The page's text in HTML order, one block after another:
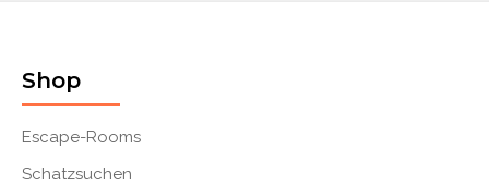
Shop
Escape-Rooms
Schatzsuchen